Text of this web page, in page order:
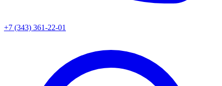
+7 (343) 361-22-01